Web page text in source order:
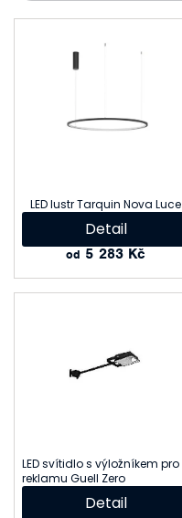
o
d
u
LED lustr Tarquin Nova Luce
od 5 283 Kč
Detail
LED svítidlo s výložníkem pro
reklamu Guell Zero
Detail